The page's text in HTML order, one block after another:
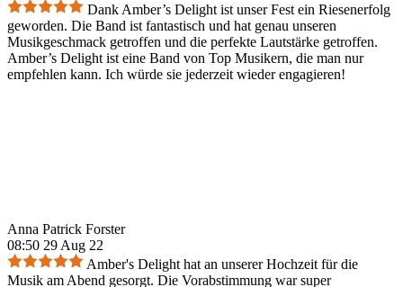
Dank Amber’s Delight ist unser Fest ein Riesenerfolg
geworden. Die Band ist fantastisch und hat genau unseren
Musikgeschmack getroffen und die perfekte Lautstärke getroffen.
Amber’s Delight ist eine Band von Top Musikern, die man nur
empfehlen kann. Ich würde sie jederzeit wieder engagieren!
Anna Patrick Forster
08:50 29 Aug 22
Amber's Delight hat an unserer Hochzeit für die
Musik am Abend gesorgt. Die Vorabstimmung war super